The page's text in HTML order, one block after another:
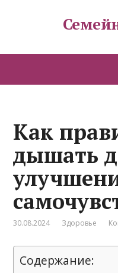
Как
дышать
30.08.2024 Здоровье
Содержание: